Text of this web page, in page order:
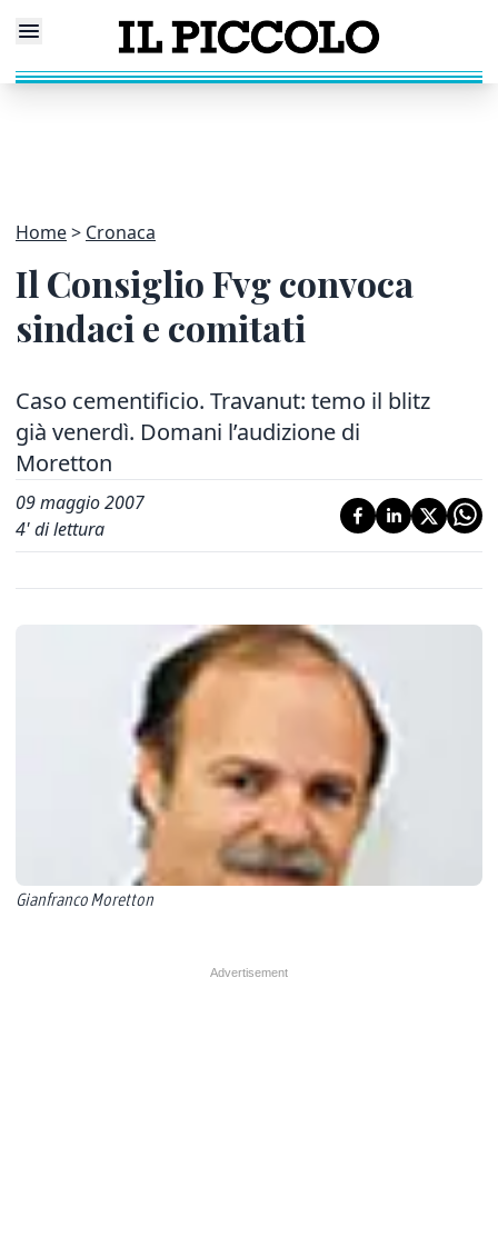
Home Cronaca
Il Consiglio Fvg convoca
sindaci e comitati
Caso cementificio. Travanut: temo il blitz
già venerdì. Domani l’audizione di
Moretton
09 maggio 2007
4' di lettura
Gianfranco Moretton